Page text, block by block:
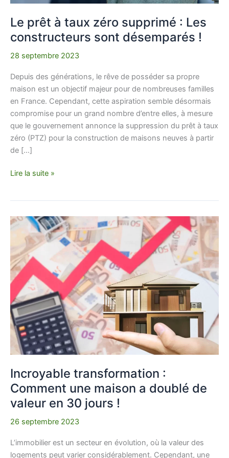
Le prêt à taux zéro supprimé : Les
constructeurs sont désemparés !
28 septembre 2023
Depuis des générations, le rêve de posséder sa propre
maison est un objectif majeur pour de nombreuses familles
en France. Cependant, cette aspiration semble désormais
compromise pour un grand nombre d’entre elles, à mesure
que le gouvernement annonce la suppression du prêt à taux
zéro (PTZ) pour la construction de maisons neuves à partir
de […]
!
Lire la suite »
Incroyable transformation :
Comment une maison a doublé de
valeur en 30 jours !
26 septembre 2023
L’immobilier est un secteur en évolution, où la valeur des
logements peut varier considérablement. Cependant, une
Incroyable
transformation
Comment
une
maison
doublé
de
valeur
en
30
jours